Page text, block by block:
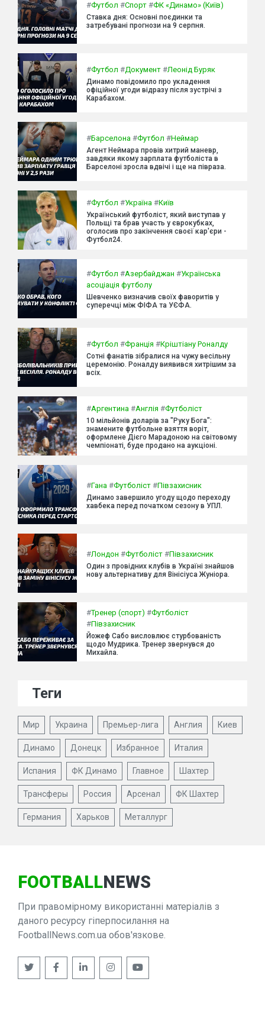
#Футбол #Спорт #ФК «Динамо» (Київ)
Ставка дня: Основні поєдинки та
затребувані прогнози на 9 серпня.
#Футбол #Документ #Леонід Буряк
Динамо повідомило про укладення
офіційної угоди відразу після зустрічі з
Карабахом.
#Барселона #Футбол #Неймар
Агент Неймара провів хитрий маневр,
завдяки якому зарплата футболіста в
Барселоні зросла вдвічі і ще на півраза.
#Футбол #Україна #Київ
Український футболіст, який виступав у
Польщі та брав участь у єврокубках,
оголосив про закінчення своєї кар'єри -
Футбол24.
#Футбол #Азербайджан #Українська
асоціація футболу
Шевченко визначив своїх фаворитів у
суперечці між ФІФА та УЄФА.
#Футбол #Франція #Кріштіану Роналду
Сотні фанатів зібралися на чужу весільну
церемонію. Роналду виявився хитрішим за
всіх.
#Аргентина #Англія #Футболіст
10 мільйонів доларів за "Руку Бога":
знамените футбольне взяття воріт,
оформлене Дієго Марадоною на світовому
чемпіонаті, буде продано на аукціоні.
#Гана #Футболіст #Півзахисник
Динамо завершило угоду щодо переходу
хавбека перед початком сезону в УПЛ.
#Лондон #Футболіст #Півзахисник
Один з провідних клубів в Україні знайшов
нову альтернативу для Вінісіуса Жуніора.
#Тренер (спорт) #Футболіст
#Півзахисник
Йожеф Сабо висловлює стурбованість
щодо Мудрика. Тренер звернувся до
Михайла.
Теги
Мир Украина Премьер-лига Англия Киев
Динамо Донецк Избранное Италия
Испания ФК Динамо Главное Шахтер
Трансферы Россия Арсенал ФК Шахтер
Германия Харьков Металлург
FOOTBALLNEWS
При правомірному використанні матеріалів з
даного ресурсу гіперпосилання на
FootballNews.com.ua обов'язкове.